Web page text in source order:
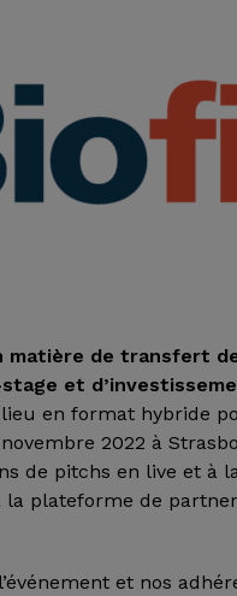
matière de transfert
et
en format hybride
2022 à
de pitchs en live et à
la plateforme de
et nos